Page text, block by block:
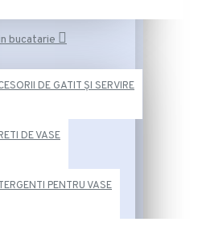
bucatarie
DE GATIT ȘI SERVIRE
DE VASE
PENTRU VASE